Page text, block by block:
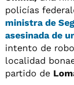
policías
ministra de
asesinada de
intento de
localidad
partido de